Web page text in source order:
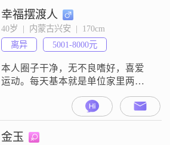
幸福摆渡人
40岁  |  内蒙古兴安  |  170cm
离异
5001-8000元
本人圈子干净，无不良嗜好，喜爱
运动。每天基本就是单位家里两点
一线，偶尔朋友小聚希望找到一位
温柔贤良，能懂我的女士组建辛福
的家庭，共同走完人生路！
金玉